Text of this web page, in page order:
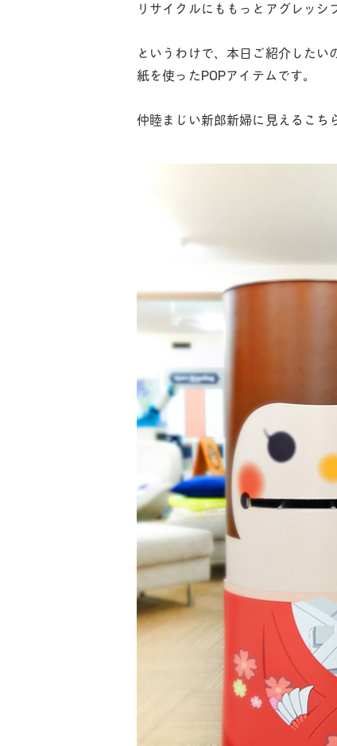
リサイクルにももっとアグレッシ
というわけで、本日ご紹介したい
紙を使ったPOPアイテムです。
仲睦まじい新郎新婦に見えるこち